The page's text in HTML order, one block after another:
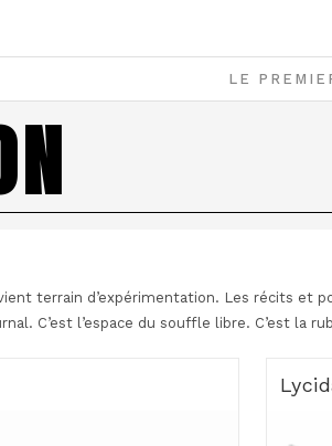
LE
terrain d’expérimentation. Les récits et
C’est l’espace du souffle libre. C’est la